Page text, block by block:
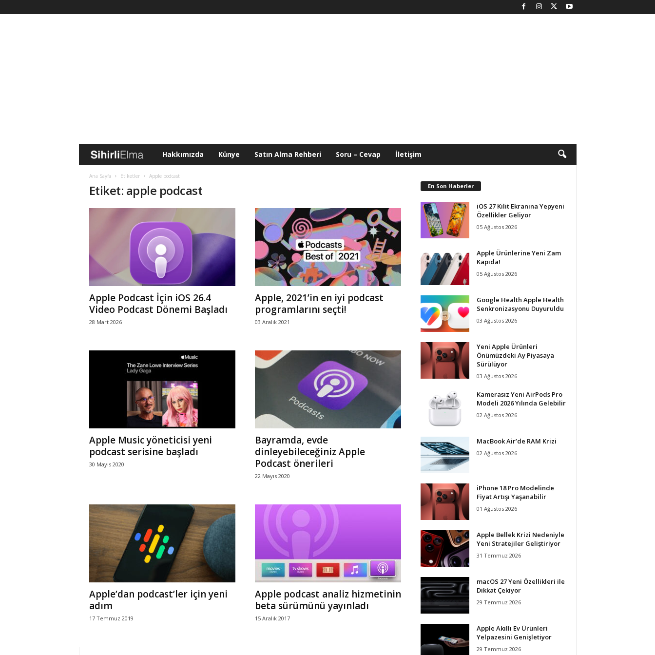
i
h
r
l
i
a
Hakkımızda Künye Satın Alma Rehberi Soru – Cevap İletişim
Ana Sayfa Etiketler Apple podcast
Etiket: apple podcast
Apple Podcast İçin iOS 26.4
Video Podcast Dönemi Başladı
28 Mart 2026
Apple, 2021’in en iyi podcast
programlarını seçti!
03 Aralık 2021
Apple Music yöneticisi yeni
podcast serisine başladı
30 Mayıs 2020
Bayramda, evde
dinleyebileceğiniz Apple
Podcast önerileri
22 Mayıs 2020
Apple’dan podcast’ler için yeni
adım
17 Temmuz 2019
Apple podcast analiz hizmetinin
beta sürümünü yayınladı
15 Aralık 2017
En Son Haberler
iOS 27 Kilit Ekranına Yepyeni
Özellikler Geliyor
05 Ağustos 2026
Apple Ürünlerine Yeni Zam
Kapıda!
05 Ağustos 2026
Google Health Apple Health
Senkronizasyonu Duyuruldu
03 Ağustos 2026
Yeni Apple Ürünleri
Önümüzdeki Ay Piyasaya
Sürülüyor
03 Ağustos 2026
Kamerasız Yeni AirPods Pro
Modeli 2026 Yılında Gelebilir
02 Ağustos 2026
MacBook Air’de RAM Krizi
02 Ağustos 2026
iPhone 18 Pro Modelinde
Fiyat Artışı Yaşanabilir
01 Ağustos 2026
Apple Bellek Krizi Nedeniyle
Yeni Stratejiler Geliştiriyor
31 Temmuz 2026
macOS 27 Yeni Özellikleri ile
Dikkat Çekiyor
29 Temmuz 2026
Apple Akıllı Ev Ürünleri
Yelpazesini Genişletiyor
29 Temmuz 2026